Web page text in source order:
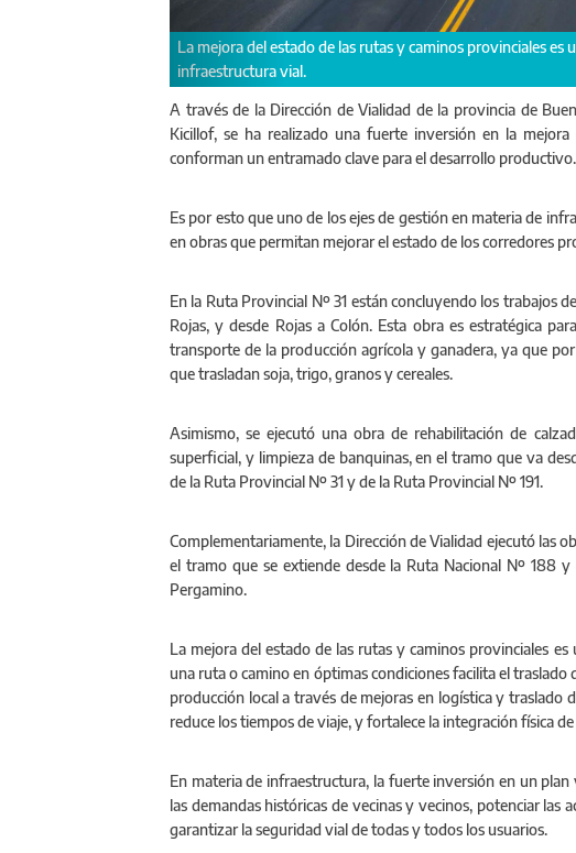
A través de la Dirección de Vialidad de la provincia de
Kicillof, se ha realizado una fuerte inversión en la
conforman un entramado clave para el desarrollo productivo.
Es por esto que uno de los ejes de gestión en materia de
en obras que permitan mejorar el estado de los corredores
En la Ruta Provincial Nº 31 están concluyendo los trabajos
Rojas, y desde Rojas a Colón. Esta obra es estratégica
transporte de la producción agrícola y ganadera, ya que
que trasladan soja, trigo, granos y cereales.
Asimismo, se ejecutó una obra de rehabilitación de
superficial, y limpieza de banquinas, en el tramo que va
de la Ruta Provincial Nº 31 y de la Ruta Provincial Nº 191.
Complementariamente, la Dirección de Vialidad ejecutó las
el tramo que se extiende desde la Ruta Nacional Nº 188
Pergamino.
La mejora del estado de las rutas y caminos provinciales
una ruta o camino en óptimas condiciones facilita el
producción local a través de mejoras en logística y traslado
reduce los tiempos de viaje, y fortalece la integración física
En materia de infraestructura, la fuerte inversión en un
las demandas históricas de vecinas y vecinos, potenciar las
garantizar la seguridad vial de todas y todos los usuarios.